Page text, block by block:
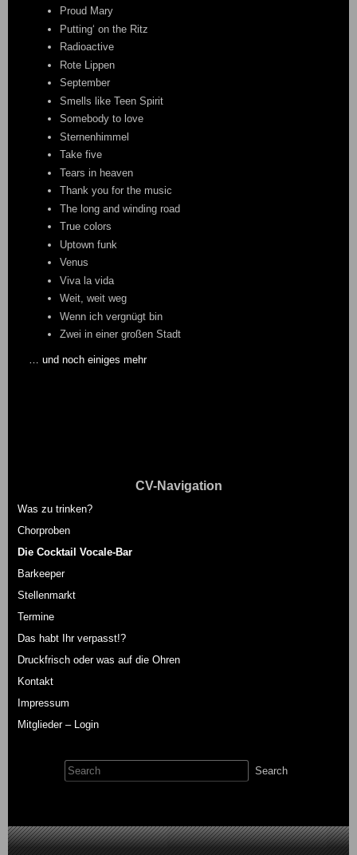
Proud Mary
Putting‘ on the Ritz
Radioactive
Rote Lippen
September
Smells like Teen Spirit
Somebody to love
Sternenhimmel
Take five
Tears in heaven
Thank you for the music
The long and winding road
True colors
Uptown funk
Venus
Viva la vida
Weit, weit weg
Wenn ich vergnügt bin
Zwei in einer großen Stadt
… und noch einiges mehr
CV-Navigation
Was zu trinken?
Chorproben
Die Cocktail Vocale-Bar
Barkeeper
Stellenmarkt
Termine
Das habt Ihr verpasst!?
Druckfrisch oder was auf die Ohren
Kontakt
Impressum
Mitglieder – Login
for: